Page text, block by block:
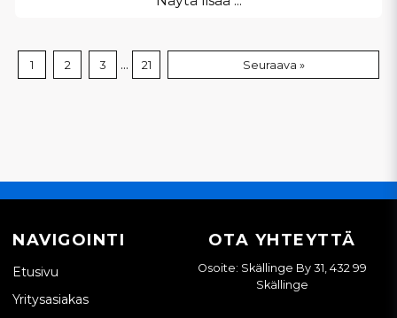
1 2 3 ... 21 Seuraava »
NAVIGOINTI
Etusivu
Yritysasiakas
OTA YHTEYTTÄ
Osoite: Skällinge By 31, 432 99
Skällinge